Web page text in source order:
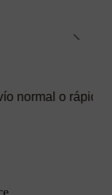
☑️